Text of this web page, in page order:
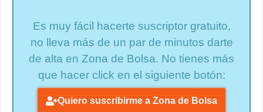
Es muy fácil hacerte suscriptor gratuito,
no lleva más de un par de minutos darte
de alta en Zona de Bolsa. No tienes más
que hacer click en el siguiente botón:
Quiero suscribirme a Zona de Bolsa